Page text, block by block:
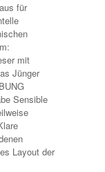
für
mit
Jünger
Sensible
Layout der